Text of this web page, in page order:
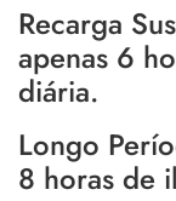
Recarga
apenas 6
diária.
Longo
8 horas de